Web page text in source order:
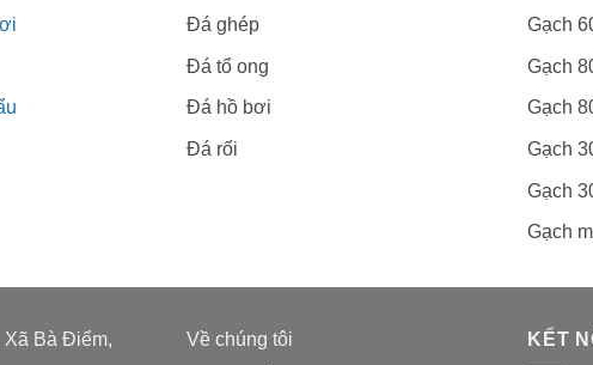
Đá ghép
Đá tổ ong
Đá hồ bơi
Đá rối
Gạch
Gạch
Gạch
Gạch
Gạch
Gạch
Xã Bà Điểm,
Về chúng tôi KẾT